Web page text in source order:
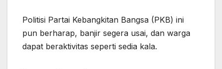
Politisi Partai Kebangkitan Bangsa (PKB) ini
pun berharap, banjir segera usai, dan warga
dapat beraktivitas seperti sedia kala.